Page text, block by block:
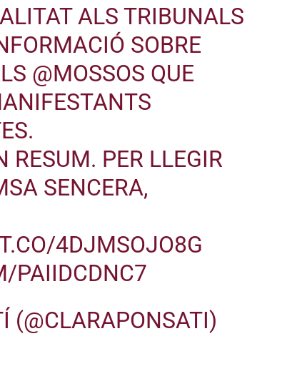
ALS TRIBUNALS
SOBRE
@MOSSOS QUE
RESUM. PER LLEGIR
SENCERA,
4DJMSOJO8G
PAIIDCDNC7
(@CLARAPONSATI)